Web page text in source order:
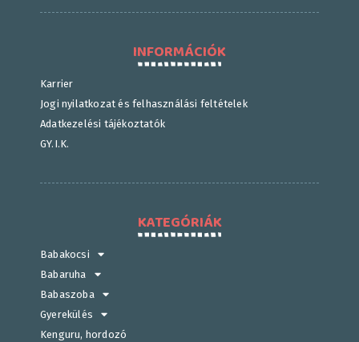
INFORMÁCIÓK
Karrier
Jogi nyilatkozat és felhasználási feltételek
Adatkezelési tájékoztatók
GY.I.K.
KATEGÓRIÁK
Babakocsi
Babaruha
Babaszoba
Gyerekülés
Kenguru, hordozó